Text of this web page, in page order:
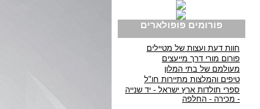
פורומים פופולארים
חוות דעת ועצות של מטיילים
פורום מורי דרך מייעצים
מעולמם של בתי המלון
טיפים והמלצות מתיירות חו"ל
ספרי תולדות ארץ ישראל - יד שנייה
- מכירה - החלפה